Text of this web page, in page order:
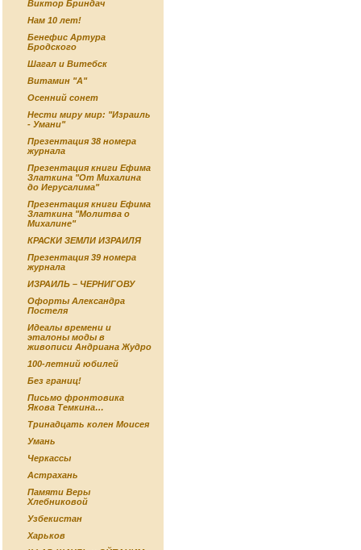
Виктор Бриндач
Нам 10 лет!
Бенефис Артура
Бродского
Шагал и Витебск
Витамин "А"
Осенний сонет
Нести миру мир: "Израиль
- Умани"
Презентация 38 номера
журнала
Презентация книги Ефима
Златкина "От Михалина
до Иерусалима"
Презентация книги Ефима
Златкина "Молитва о
Михалине"
КРАСКИ ЗЕМЛИ ИЗРАИЛЯ
Презентация 39 номера
журнала
ИЗРАИЛЬ – ЧЕРНИГОВУ
Офорты Александра
Постеля
Идеалы времени и
эталоны моды в
живописи Андриана Жудро
100-летний юбилей
Без границ!
Письмо фронтовика
Якова Темкина…
Тринадцать колен Моисея
Умань
Черкассы
Астрахань
Памяти Веры
Хлебниковой
Узбекистан
Харьков